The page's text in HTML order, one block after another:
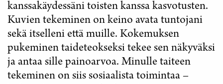
kanssakäydessäni toisten kanssa kasvotusten.
Kuvien tekeminen on keino avata tuntojani
sekä itselleni että muille. Kokemuksen
pukeminen taideteokseksi tekee sen näkyväksi
ja antaa sille painoarvoa. Minulle taiteen
tekeminen on siis sosiaalista toimintaa –